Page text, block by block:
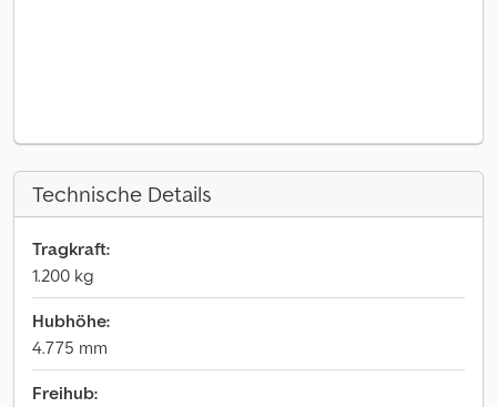
Technische Details
Tragkraft:
1.200 kg
Hubhöhe:
4.775 mm
Freihub: